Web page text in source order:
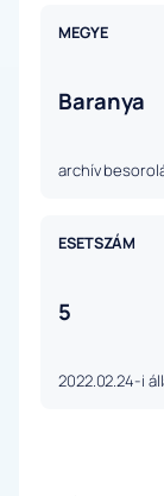
MEGYE
Baranya
archív
ESETSZÁM
5
2022.02.24-i